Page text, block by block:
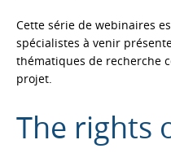
Cette série de webinaires
spécialistes à venir
thématiques de recherche
projet.
The rights